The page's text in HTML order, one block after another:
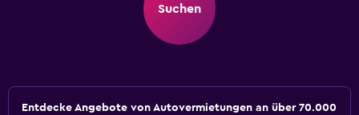
Suchen
Entdecke Angebote von Autovermietungen an über 70.000